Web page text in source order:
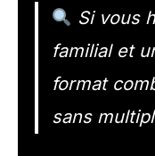
Si vous
familial et
format
sans